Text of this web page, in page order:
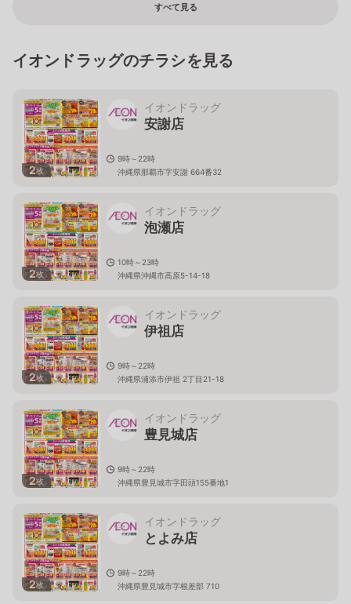
すべて見る
イオンドラッグのチラシを見る
2枚
イオンドラッグ
安謝店
9時～22時
沖縄県那覇市字安謝 664番32
2枚
イオンドラッグ
泡瀬店
10時～23時
沖縄県沖縄市高原5-14-18
2枚
イオンドラッグ
伊祖店
9時～22時
沖縄県浦添市伊祖 2丁目21-18
2枚
イオンドラッグ
豊見城店
9時～22時
沖縄県豊見城市字田頭155番地1
2枚
イオンドラッグ
とよみ店
9時～22時
沖縄県豊見城市字根差部 710